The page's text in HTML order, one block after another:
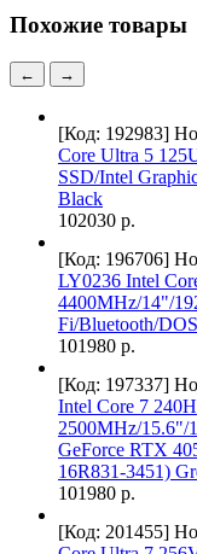
Похожие товары
← →
[Код: 192983]
Core Ultra 5
SSD/Intel
Black
102030 р.
[Код: 196706]
LY0236 Intel
4400MHz/14"/
Fi/Bluetooth/
101980 р.
[Код: 197337]
Intel Core 7 240H
2500MHz/15.6"/
GeForce RTX
16R831-3451)
101980 р.
[Код: 201455]